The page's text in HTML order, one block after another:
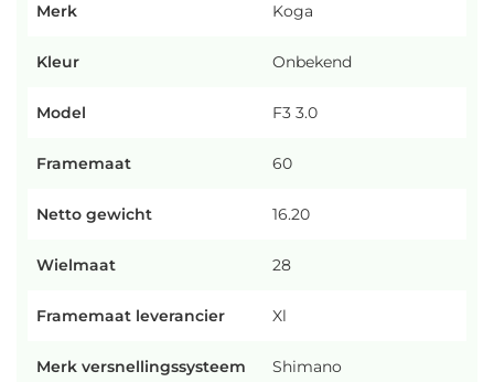
Merk Koga
Kleur Onbekend
Model F3 3.0
Framemaat 60
Netto gewicht 16.20
Wielmaat 28
Framemaat leverancier Xl
Merk versnellingssysteem Shimano